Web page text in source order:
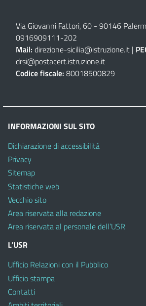
Via Giovanni Fattori, 60 - 90146
0916909111-202
Mail: direzione-sicilia@istruzione.it |
drsi@postacert.istruzione.it
Codice fiscale: 80018500829
INFORMAZIONI SUL SITO
Dichiarazione di accessibilità
Privacy
Sitemap
Statistiche web
Vecchio sito
Area riservata alla redazione
Area riservata al personale dell’USR
L’USR
Ufficio Relazioni con il Pubblico
Ufficio stampa
Contatti